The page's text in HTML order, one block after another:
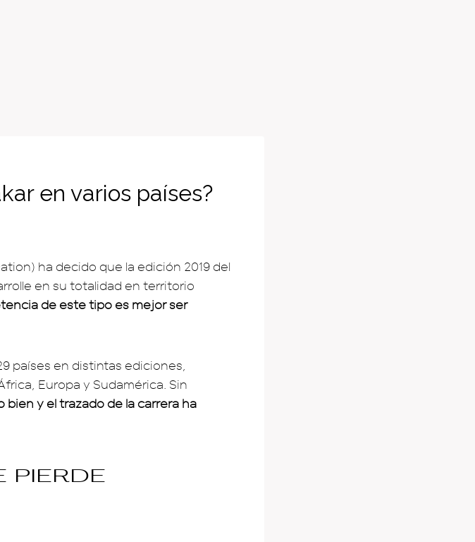
en varios países?
ha decido que la edición 2019 del
en su totalidad en territorio
de este tipo es mejor ser
países en distintas ediciones,
Europa y Sudamérica. Sin
bien y el trazado de la carrera ha
pierde